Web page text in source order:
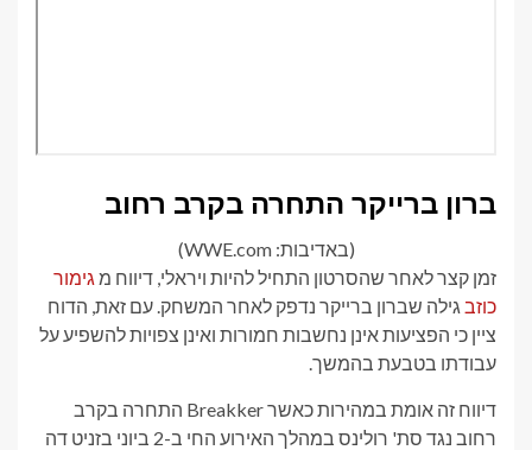
ברון ברייקר התחרה בקרב רחוב
(באדיבות: WWE.com)
זמן קצר לאחר שהסרטון התחיל להיות ויראלי, דיווח מ גימור
כוזב גילה שברון ברייקר נדפק לאחר המשחק. עם זאת, הדוח
ציין כי הפציעות אינן נחשבות חמורות ואינן צפויות להשפיע על
עבודתו בטבעת בהמשך.
דיווח זה אומת במהירות כאשר Breakker התחרה בקרב
רחוב נגד סת' רולינס במהלך האירוע החי ב-2 ביוני בזניט דה